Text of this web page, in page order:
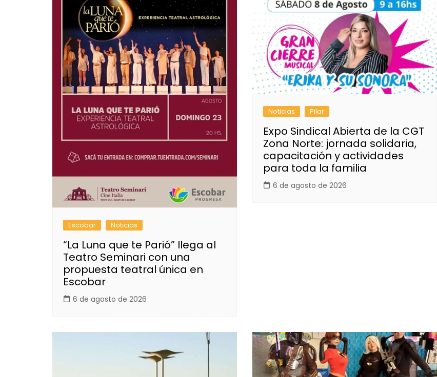
Escobar Noticias
“La Luna que te Parió” llega al
Teatro Seminari con una
propuesta teatral única en
Escobar
6 de agosto de 2026
Noticias Pilar
Expo Sindical Abierta de la CGT
Zona Norte: jornada solidaria,
capacitación y actividades
para toda la familia
6 de agosto de 2026